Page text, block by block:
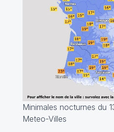
Minimales nocturnes du
Meteo-Villes